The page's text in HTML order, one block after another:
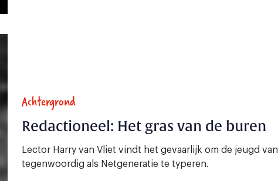
Achtergrond
Redactioneel: Het gras van de buren
Lector Harry van Vliet vindt het gevaarlijk om de jeugd van
tegenwoordig als Netgeneratie te typeren.